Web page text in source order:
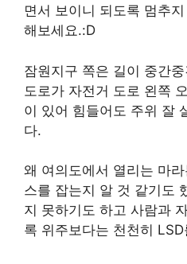
면서 보이니 되도록 멈추
해보세요.:D
잠원지구 쪽은 길이 중간
도로가 자전거 도로 왼쪽
이 있어 힘들어도 주위 잘
다.
왜 여의도에서 열리는 마
스를 잡는지 알 것 같기도
지 못하기도 하고 사람과
록 위주보다는 천천히